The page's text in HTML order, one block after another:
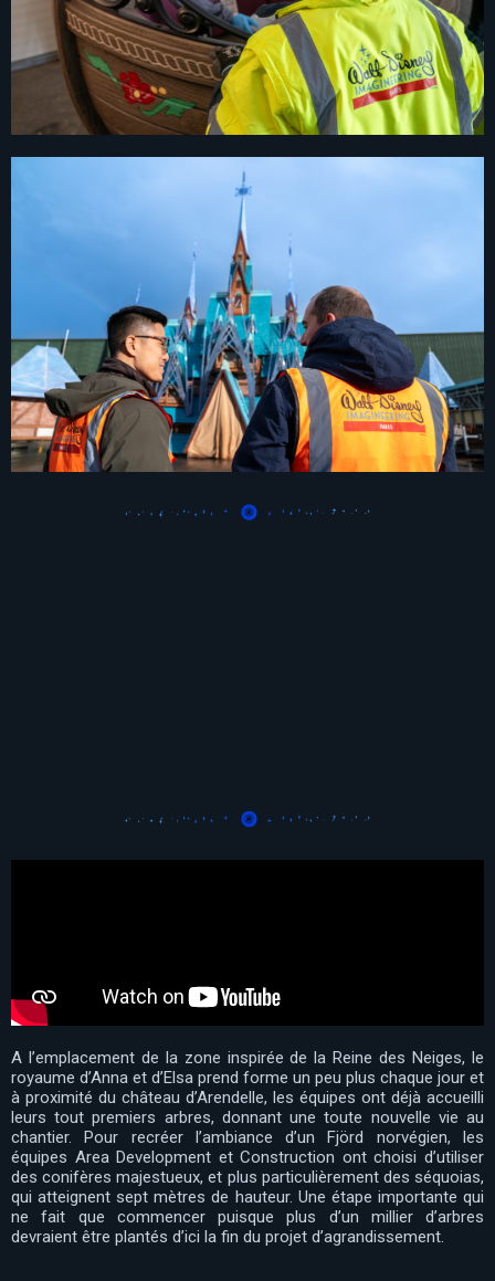
A l’emplacement de la zone inspirée de la Reine des Neiges, le
royaume d’Anna et d’Elsa prend forme un peu plus chaque jour et
à proximité du château d’Arendelle, les équipes ont déjà accueilli
leurs tout premiers arbres, donnant une toute nouvelle vie au
chantier. Pour recréer l’ambiance d’un Fjörd norvégien, les
équipes Area Development et Construction ont choisi d’utiliser
des conifères majestueux, et plus particulièrement des séquoias,
qui atteignent sept mètres de hauteur. Une étape importante qui
ne fait que commencer puisque plus d’un millier d’arbres
devraient être plantés d’ici la fin du projet d’agrandissement.